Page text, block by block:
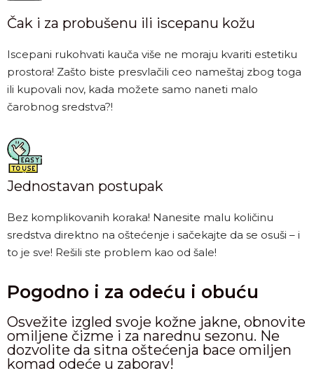
Čak i za probušenu ili iscepanu kožu
Iscepani rukohvati kauča više ne moraju kvariti estetiku
prostora! Zašto biste presvlačili ceo nameštaj zbog toga
ili kupovali nov, kada možete samo naneti malo
čarobnog sredstva?!
Jednostavan postupak
Bez komplikovanih koraka! Nanesite malu količinu
sredstva direktno na oštećenje i sačekajte da se osuši – i
to je sve! Rešili ste problem kao od šale!
Pogodno i za odeću i obuću
Osvežite izgled svoje kožne jakne, obnovite
omiljene čizme i za narednu sezonu. Ne
dozvolite da sitna oštećenja bace omiljen
komad odeće u zaborav!